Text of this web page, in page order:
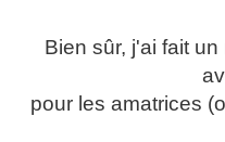
Bien sûr, j'ai fait
pour les amatrices